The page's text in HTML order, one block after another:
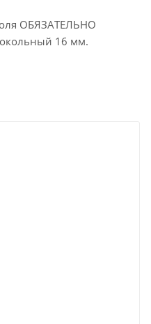
ОБЯЗАТЕЛЬНО
16 мм.